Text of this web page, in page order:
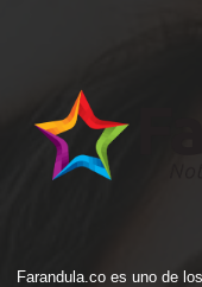
Farandula.co es uno de